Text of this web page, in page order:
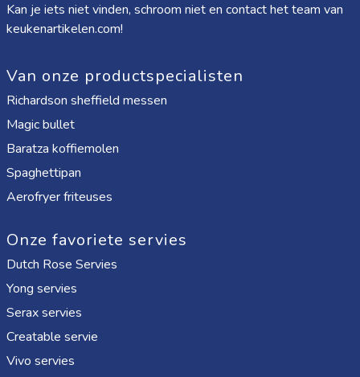
Kan je iets niet vinden, schroom niet en contact het team van
keukenartikelen.com!
Van onze productspecialisten
Richardson sheffield messen
Magic bullet
Baratza koffiemolen
Spaghettipan
Aerofryer friteuses
Onze favoriete servies
Dutch Rose Servies
Yong servies
Serax servies
Creatable servie
Vivo servies